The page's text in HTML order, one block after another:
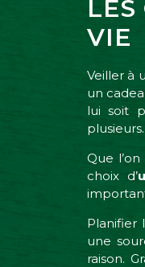
VIE
Veiller à
un
lui soit
plusieurs.
Que
choix d’
Planifier
une
raison.